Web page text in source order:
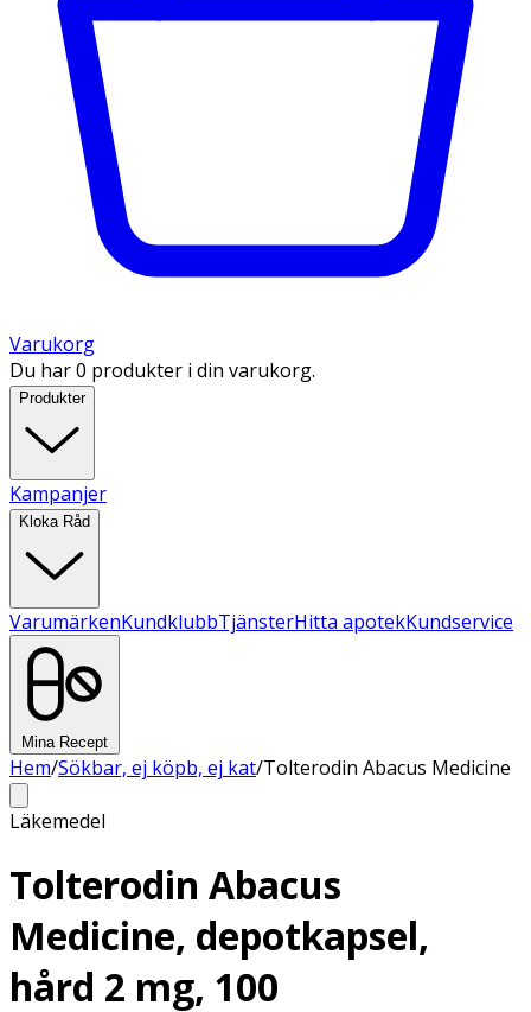
Varukorg
Du har 0 produkter i din varukorg.
Produkter
Kampanjer
Kloka Råd
VarumärkenKundklubbTjänsterHitta apotekKundservice
Mina Recept
Hem/Sökbar, ej köpb, ej kat/Tolterodin Abacus Medicine
Läkemedel
Tolterodin Abacus
Medicine, depotkapsel,
hård 2 mg, 100